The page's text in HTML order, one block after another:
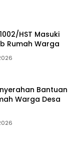
HST Masuki
Rumah Warga
Bantuan
Warga Desa